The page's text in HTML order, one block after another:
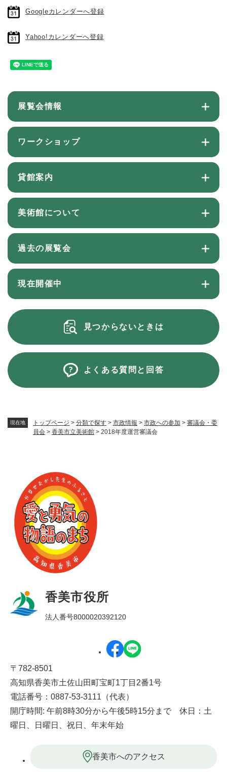
現在地 トップページ > 分類で探す > 市政情報 > 市政への参加 > 審議会・委
員会 > 香美市立美術館 > 2018年度運営審議会
Googleカレンダーへ登録
Yahoo!カレンダーへ登録
展覧会情報
ワークショップ
貸館案内
美術館について
過去の展覧会
現在開催中
見つからないときは
よくある質問と回答
香美市役所
法人番号8000020392120
〒782-8501
高知県香美市土佐山田町宝町1丁目2番1号
電話番号：0887-53-3111（代表）
開庁時間: 午前8時30分から午後5時15分まで 休日：土
曜日、日曜日、祝日、年末年始
香美市へのアクセス